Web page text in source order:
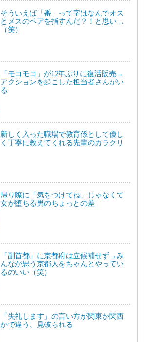
そういえば「番」って字はなんでオス
とメスのペアを指すんだ？！と思い…
（笑）
「モコモコ」が12年ぶりに復活販売→
アクションを起こした担当者さんがい
る
新しく入った職場で教育係として優し
く丁寧に教えてくれる先輩のカラクリ
帰り際に「気をつけてね」じゃなくて
女が堕ちる男のちょっとの差
「副首都」に京都府は立候補せず→み
んなが思う京都人をちゃんとやってい
るのいい（笑）
「失礼します」の言い方が関東か関西
かで違う、見破られる